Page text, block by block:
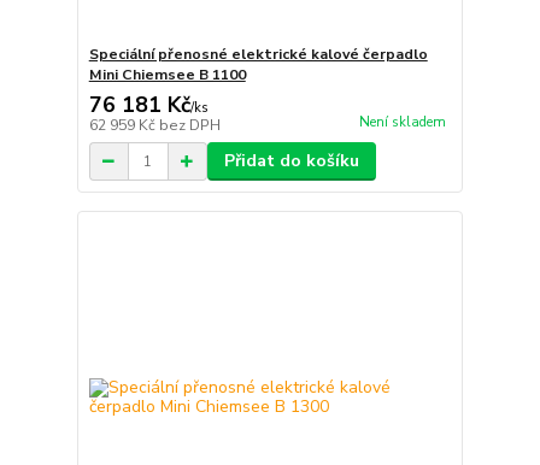
Speciální přenosné elektrické kalové čerpadlo
Mini Chiemsee B 1100
76 181 Kč/ks
62 959 Kč bez DPH Není skladem
Přidat do košíku